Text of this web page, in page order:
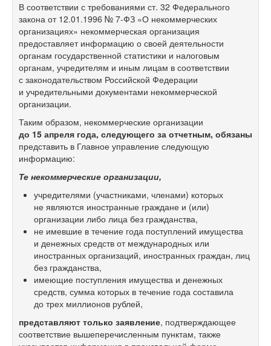
В соответствии с требованиями ст. 32 Федерального
закона от 12.01.1996 № 7-ФЗ «О некоммерческих
организациях» некоммерческая организация
предоставляет информацию о своей деятельности
органам государственной статистики и налоговым
органам, учредителям и иным лицам в соответствии
с законодательством Российской Федерации
и учредительными документами некоммерческой
организации.
Таким образом, некоммерческие организации
до 15 апреля года, следующего за отчетным, обязаны
представить в Главное управление следующую
информацию:
Те некоммерческие организации,
учредителями (участниками, членами) которых
не являются иностранные граждане и (или)
организации либо лица без гражданства,
не имевшие в течение года поступлений имущества
и денежных средств от международных или
иностранных организаций, иностранных граждан, лиц
без гражданства,
имеющие поступления имущества и денежных
средств, сумма которых в течение года составила
до трех миллионов рублей,
представляют только заявление, подтверждающее
соответствие вышеперечисленным пунктам, также